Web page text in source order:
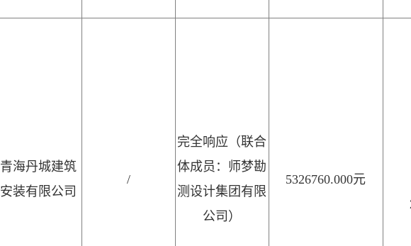
青海丹城建筑
安装有限公司
/
完全响应（联合
体成员：师梦勘
测设计集团有限
公司）
5326760.000元